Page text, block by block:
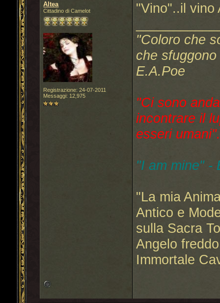
Altea
Cittadino di Camelot
Registrazione: 24-07-2011
Messaggi: 12,975
"Vino"..il vino
"Coloro che
che
E.A.Poe
"Ci sono
incontrare il
esseri
"I am mine" -
"La mia
Antico e
sulla Sacra
Angelo
Immortale